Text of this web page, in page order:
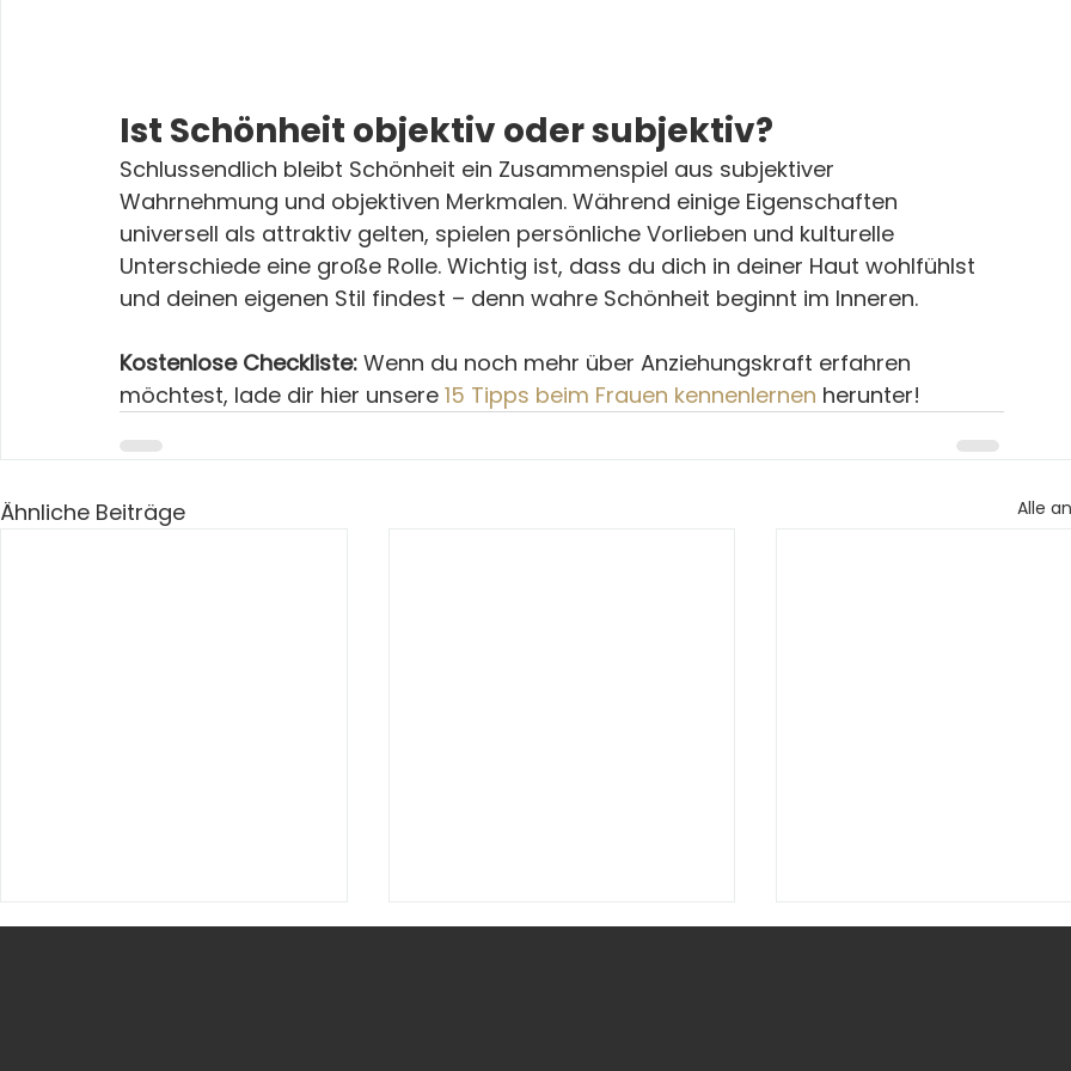
Ist Schönheit objektiv oder subjektiv?
Schlussendlich bleibt Schönheit ein Zusammenspiel aus subjektiver
Wahrnehmung und objektiven Merkmalen. Während einige Eigenschaften
universell als attraktiv gelten, spielen persönliche Vorlieben und kulturelle
Unterschiede eine große Rolle. Wichtig ist, dass du dich in deiner Haut wohlfühlst
und deinen eigenen Stil findest – denn wahre Schönheit beginnt im Inneren.
Kostenlose Checkliste: Wenn du noch mehr über Anziehungskraft erfahren
möchtest, lade dir hier unsere 15 Tipps beim Frauen kennenlernen herunter!
Ähnliche Beiträge Alle